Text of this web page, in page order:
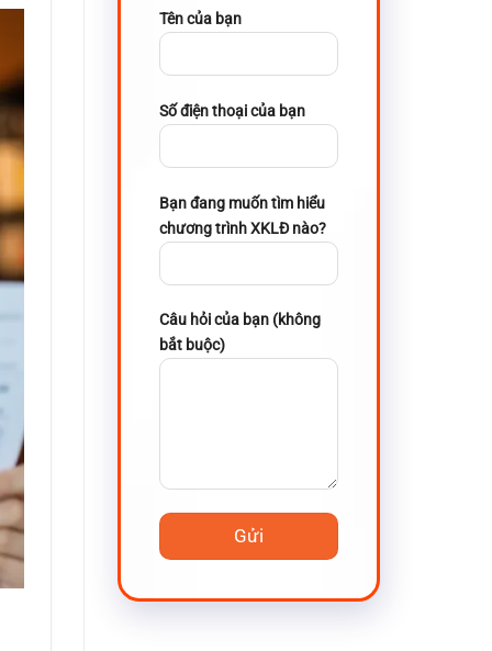
Tên của bạn
Số điện thoại của bạn
Bạn đang muốn tìm hiểu
chương trình XKLĐ nào?
Câu hỏi của bạn (không
bắt buộc)